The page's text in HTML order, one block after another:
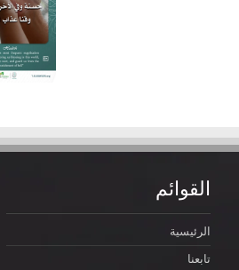
القوائم
الرئيسية
تابعنا